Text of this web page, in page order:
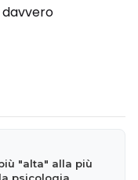
davvero
"alta" alla più